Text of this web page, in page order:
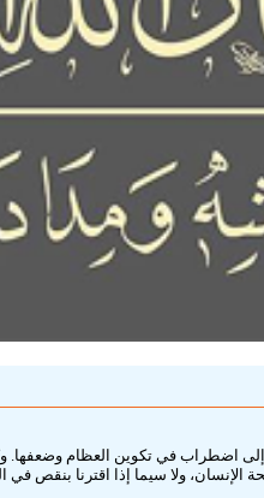
في تكوين العظام وضعفها.